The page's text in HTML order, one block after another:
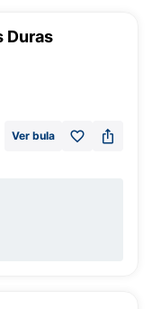
Duras
Ver bula